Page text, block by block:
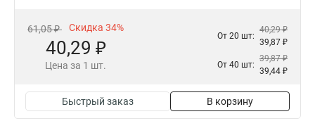
61,05 ₽ Скидка 34%
40,29 ₽
Цена за 1 шт.
От 20 шт:
40,29 ₽
39,87 ₽
От 40 шт:
39,87 ₽
39,44 ₽
Быстрый заказ В корзину